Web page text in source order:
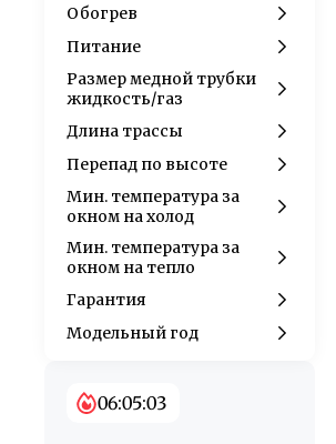
Обогрев
Питание
Размер медной трубки
жидкость/газ
Длина трассы
Перепад по высоте
Мин. температура за
окном на холод
Мин. температура за
окном на тепло
Гарантия
Модельный год
06:05:01